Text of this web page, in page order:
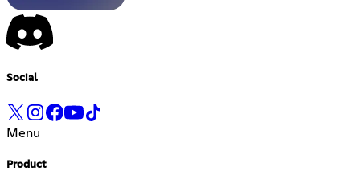
Social
Menu
Product